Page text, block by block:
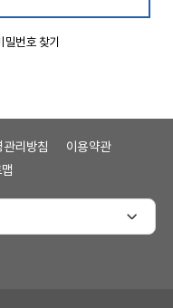
밀번호 찾기
리방침
이용약관